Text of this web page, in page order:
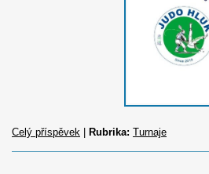
Celý příspěvek Rubrika: Turnaje